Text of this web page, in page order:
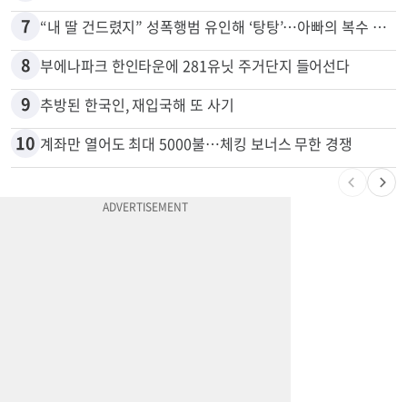
7 “내 딸 건드렸지” 성폭행범 유인해 ‘탕탕’…아빠의 복수 결말
8 부에나파크 한인타운에 281유닛 주거단지 들어선다
9 추방된 한국인, 재입국해 또 사기
10 계좌만 열어도 최대 5000불…체킹 보너스 무한 경쟁